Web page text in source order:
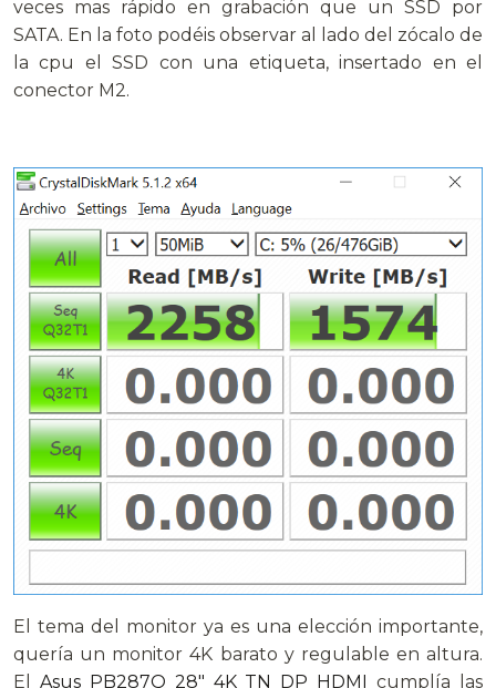
veces mas rápido en grabación que un SSD por
SATA. En la foto podéis observar al lado del zócalo de
la cpu el SSD con una etiqueta, insertado en el
conector M2.
El tema del monitor ya es una elección importante,
quería un monitor 4K barato y regulable en altura.
El Asus PB287Q 28″ 4K TN DP HDMI cumplía las